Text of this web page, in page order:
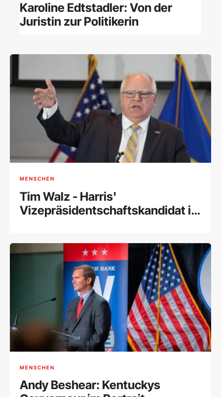
Karoline Edtstadler: Von der
Juristin zur Politikerin
MENSCHEN
Tim Walz - Harris'
Vizepräsidentschaftskandidat im
MENSCHEN
Andy Beshear: Kentuckys